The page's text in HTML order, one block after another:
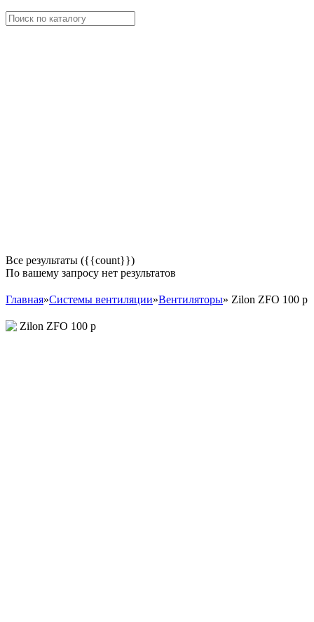
Все результаты ({{count}})
По вашему запросу нет результатов
Главная»Системы вентиляции»Вентиляторы» Zilon ZFO 100 p